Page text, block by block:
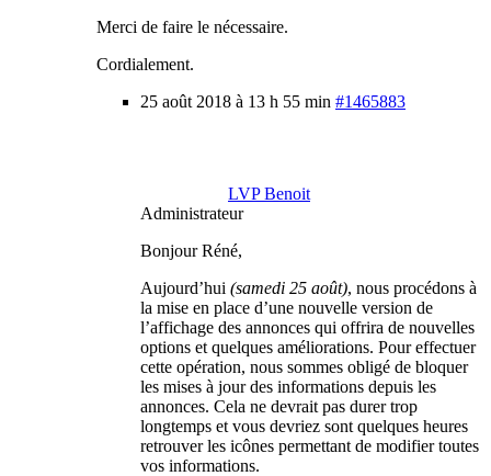
Merci de faire le nécessaire.
Cordialement.
25 août 2018 à 13 h 55 min #1465883
LVP Benoit
Administrateur
Bonjour Réné,
Aujourd’hui (samedi 25 août), nous procédons à
la mise en place d’une nouvelle version de
l’affichage des annonces qui offrira de nouvelles
options et quelques améliorations. Pour effectuer
cette opération, nous sommes obligé de bloquer
les mises à jour des informations depuis les
annonces. Cela ne devrait pas durer trop
longtemps et vous devriez sont quelques heures
retrouver les icônes permettant de modifier toutes
vos informations.